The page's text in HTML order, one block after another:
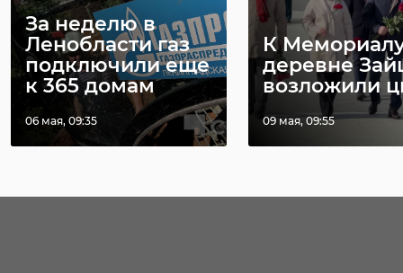
За неделю в
Ленобласти газ
подключили еще
к 365 домам
06 мая, 09:35
К
деревне
возложили
09 мая, 09:55